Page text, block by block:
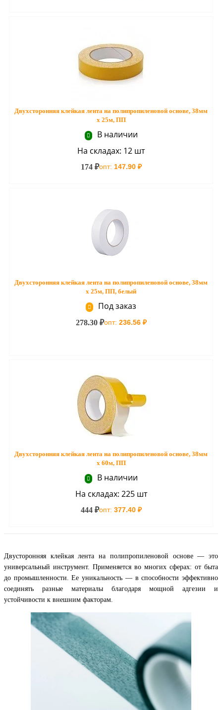
Двухсторонняя клейкая лента на полипропиленовой основе, 38мм
х 25м, ПП
В наличии
На складах: 12 шт
174 ₽опт: 147.90 ₽
Двухсторонняя клейкая лента на полипропиленовой основе, 38мм
х 25м, ПП, белый
Под заказ
278.30 ₽опт: 236.56 ₽
Двухсторонняя клейкая лента на полипропиленовой основе, 38мм
х 60м, ПП
В наличии
На складах: 225 шт
444 ₽опт: 377.40 ₽
Двусторонняя клейкая лента на полипропиленовой основе — это
универсальный инструмент. Применяется во многих сферах: от быта
до промышленности. Ее уникальность — в способности эффективно
соединять разные материалы благодаря мощной адгезии и
устойчивости к внешним факторам.